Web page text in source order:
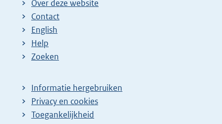
Over deze website
Contact
English
Help
Zoeken
Informatie hergebruiken
Privacy en cookies
Toegankelijkheid